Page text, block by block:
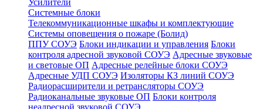
Усилители
Системные блоки
Телекоммуникационные шкафы и комплектующие
Системы оповещения о пожаре (Болид)
ППУ СОУЭ Блоки индикации и управления Блоки
контроля адресной звуковой СОУЭ Адресные звуковые
и световые ОП Адресные релейные блоки СОУЭ
Адресные УДП СОУЭ Изоляторы КЗ линий СОУЭ
Радиорасширители и ретрансляторы СОУЭ
Радиоканальные звуковые ОП Блоки контроля
неадресной звуковой СОУЭ